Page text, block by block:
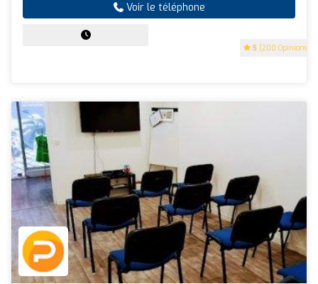
5 (200 Opinions)
Voir le téléphone